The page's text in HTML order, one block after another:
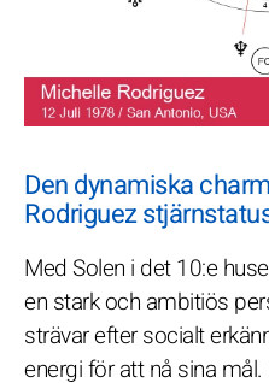
Den dynamiska
Rodriguez
Med Solen i det 10:e
en stark och ambitiös
strävar efter socialt
energi för att nå sina